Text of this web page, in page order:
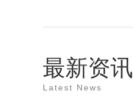
最新资讯
Latest News